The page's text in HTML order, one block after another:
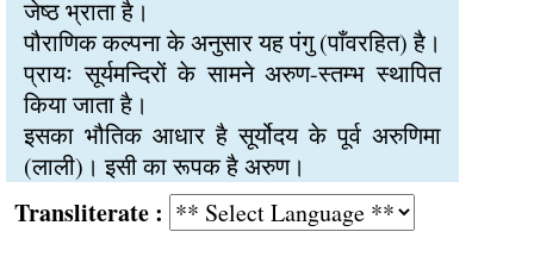
जेष्ठ भ्राता है।
पौराणिक कल्पना के अनुसार यह पंगु (पाँवरहित) है।
प्रायः सूर्यमन्दिरों के सामने अरुण-स्तम्भ स्थापित
किया जाता है।
इसका भौतिक आधार है सूर्योदय के पूर्व अरुणिमा
(लाली)। इसी का रूपक है अरुण।
: